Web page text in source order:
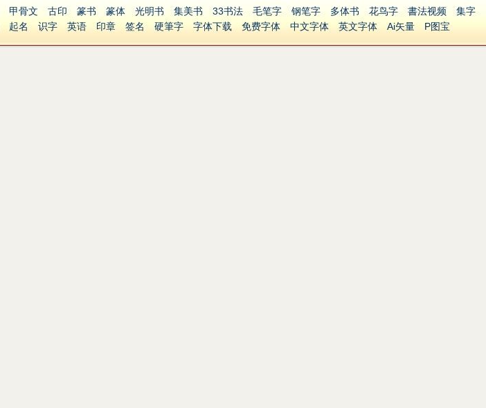
甲骨文 古印 篆书 篆体 光明书 集美书 33书法 毛笔字 钢笔字 多体书 花鸟字 書法视频
集字
起名 识字 英语 印章 签名 硬筆字 字体下载 免费字体 中文字体 英文字体 Ai矢量
P图宝